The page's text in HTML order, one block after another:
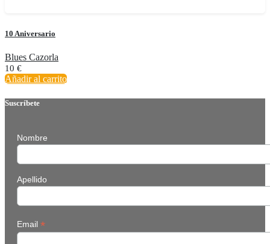
10 Aniversario
Blues Cazorla
10 €
Añadir al carrito
Suscríbete
Nombre
Apellido
Email *